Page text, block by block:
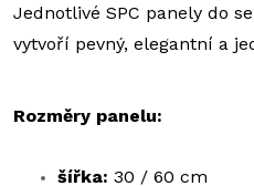
Jednotlivé SPC panely do
vytvoří pevný, elegantní a
Rozměry panelu:
šířka: 30 / 60 cm